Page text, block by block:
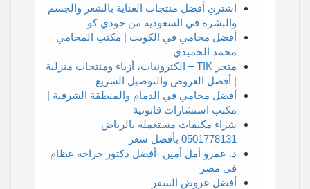
اشتري أفضل منتجات العناية بالشعر والجسم
والبشرة في السعودية من جودي كو
أفضل محامي في الكويت | مكتب المحامي
محمد الحميدي
متجر TIK – الكترونيات، أزياء ومنتجات منزلية
| أفضل العروض والتوصيل السريع
أفضل محامي في الدمام والمنطقة الشرقية |
مكتب استشارات قانونية
شراء مكيفات مستعملة بالرياض
0501778131 بأفضل سعر
د. عمرو أمل أمين -أفضل دكتور جراحة عظام
في مصر
أفضل عروض السفر